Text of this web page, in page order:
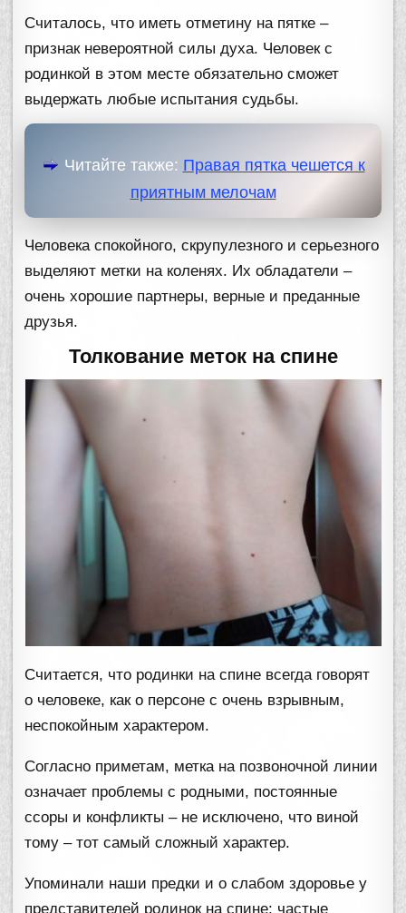
Считалось, что иметь отметину на пятке –
признак невероятной силы духа. Человек с
родинкой в этом месте обязательно сможет
выдержать любые испытания судьбы.
Читайте также: Правая пятка чешется к
приятным мелочам
Человека спокойного, скрупулезного и серьезного
выделяют метки на коленях. Их обладатели –
очень хорошие партнеры, верные и преданные
друзья.
Толкование меток на спине
Считается, что родинки на спине всегда говорят
о человеке, как о персоне с очень взрывным,
неспокойным характером.
Согласно приметам, метка на позвоночной линии
означает проблемы с родными, постоянные
ссоры и конфликты – не исключено, что виной
тому – тот самый сложный характер.
Упоминали наши предки и о слабом здоровье у
представителей родинок на спине: частые